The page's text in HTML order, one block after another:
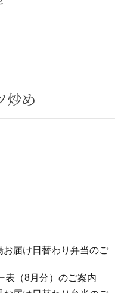
炒め
お届け日替わり弁当のご
表（8月分）のご案内